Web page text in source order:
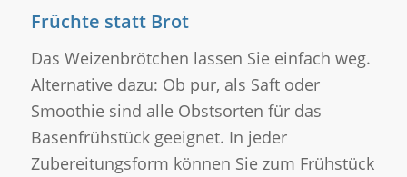
Früchte statt Brot
Das Weizenbrötchen lassen Sie einfach weg.
Alternative dazu: Ob pur, als Saft oder
Smoothie sind alle Obstsorten für das
Basenfrühstück geeignet. In jeder
Zubereitungsform können Sie zum Frühstück